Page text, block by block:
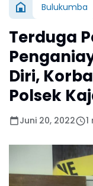
Bulukumba
Terduga
Diri,
Polsek
Juni 20, 2022